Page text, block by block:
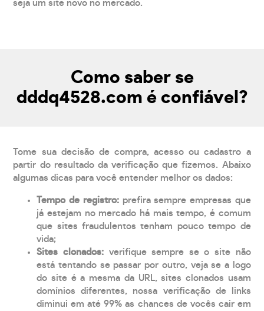
seja um site novo no mercado.
Como saber se
dddq4528.com é confiável?
Tome sua decisão de compra, acesso ou cadastro a
partir do resultado da verificação que fizemos. Abaixo
algumas dicas para você entender melhor os dados:
Tempo de registro: prefira sempre empresas que
já estejam no mercado há mais tempo, é comum
que sites fraudulentos tenham pouco tempo de
vida;
Sites clonados: verifique sempre se o site não
está tentando se passar por outro, veja se a logo
do site é a mesma da URL, sites clonados usam
domínios diferentes, nossa verificação de links
diminui em até 99% as chances de vocês cair em